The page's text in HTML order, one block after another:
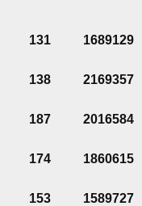
131 1689129
138 2169357
187 2016584
174 1860615
153 1589727